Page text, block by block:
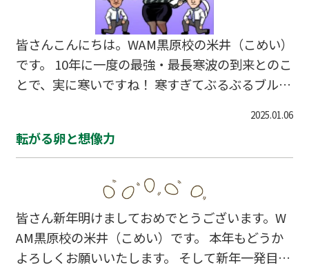
か？ 前の教科の失敗にたいする気持ちを次の教科
に引きずっていないか？ 予期せぬトラブルに巻き
込まれたりはし
皆さんこんにちは。WAM黒原校の米井（こめい）
です。 10年に一度の最強・最長寒波の到来とのこ
とで、実に寒いですね！ 寒すぎてぶるぶるブルゾ
った寒さで場を凍てつかせたみたわけですが、私
立入試直前なので受験生の皆さんはくれぐれも体
調管理にお気をつけくださいね。 そして本日のブ
ログテーマですが、「保護者の方からよくある相
談シリーズ」です。 教室長をしていますと、日々
色々な相談を受けるわけですが、中でも特に多い
のがタイトルにある「勉強のやり方がわからな
い」ので教えて欲しいというご相談です。 教室長
2025.01.06
転がる卵と想像力
皆さん新年明けましておめでとうございます。W
AM黒原校の米井（こめい）です。 本年もどうか
よろしくお願いいたします。 そして新年一発目と